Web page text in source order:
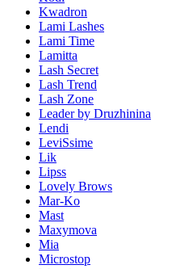
Kwadron
Lami Lashes
Lami Time
Lamitta
Lash Secret
Lash Trend
Lash Zone
Leader by Druzhinina
Lendi
LeviSsime
Lik
Lipss
Lovely Brows
Mar-Ko
Mast
Maxymova
Mia
Microstop